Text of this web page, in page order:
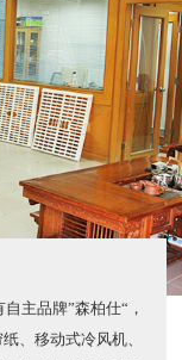
主品牌”森柏仕“，
、移动式冷风机、